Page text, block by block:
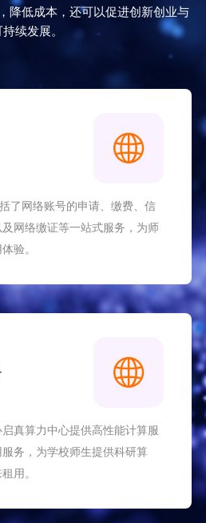
降低成本，还可以促进创新创业与
续发展。
了网络账号的申请、缴费、信
网络缴证等一站式服务，为师
验。
真算力中心提供高性能计算服
务，为学校师生提供科研算
用。